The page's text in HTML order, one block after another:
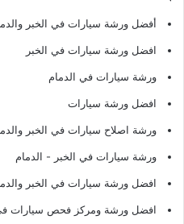
أفضل ورشة سيارات في الخبر
افضل ورشة سيارات في الخبر
ورشة سيارات في الدمام
افضل ورشة سيارات
ورشة اصلاح سيارات في الخبر
ورشة سيارات في الخبر - الدمام
افضل ورشة سيارات في الخبر
افضل ورشة ومركز فحص سيارات في